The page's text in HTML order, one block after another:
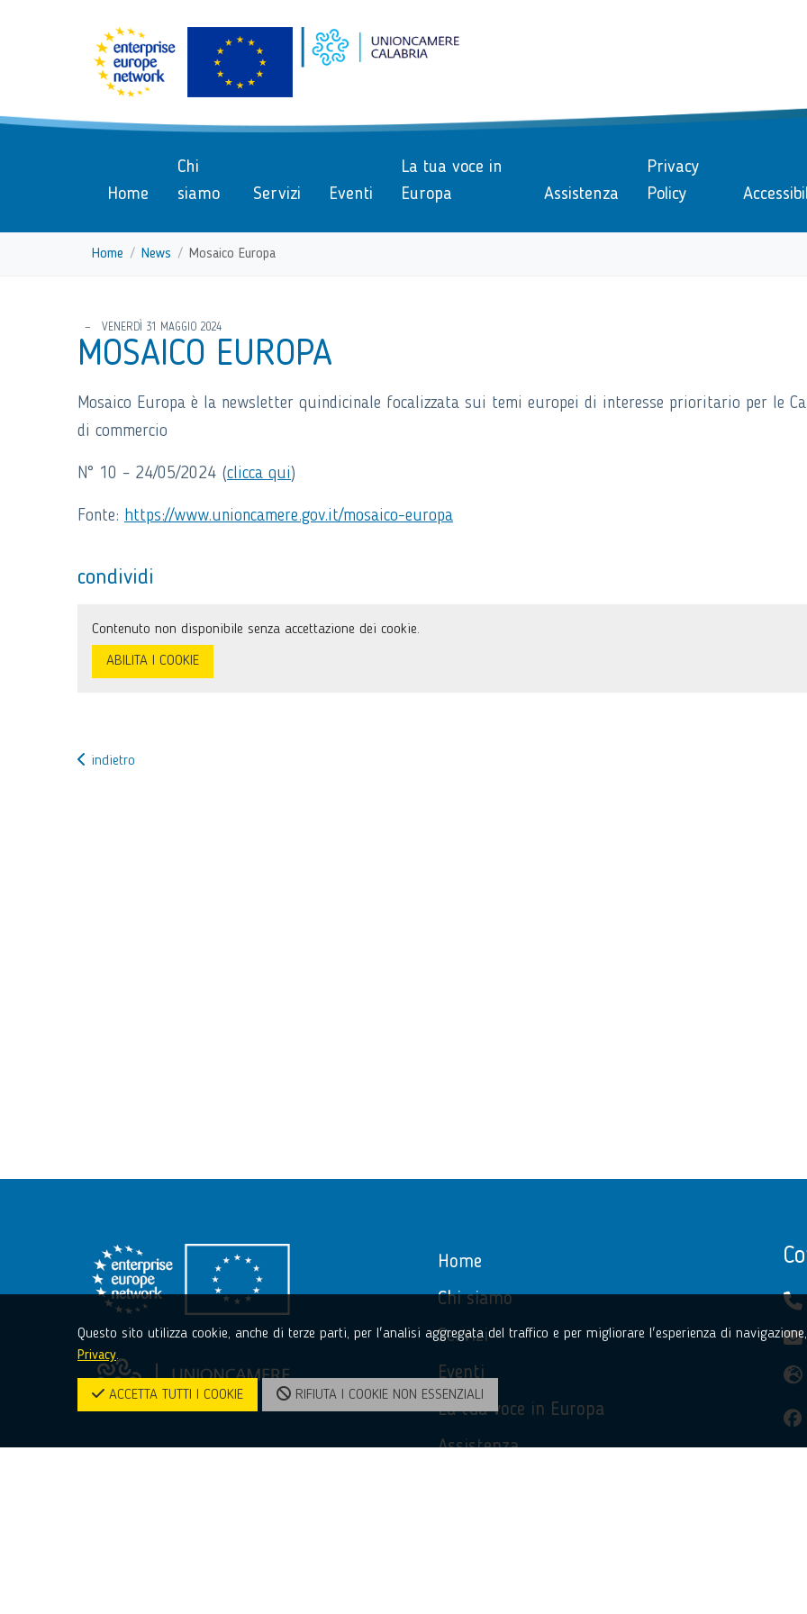
Vai ai contenuti
Menu di navigazione
Home
Chi
siamo
Servizi Eventi
La tua voce in
Europa
Assistenza
Privacy
Policy
Home News Mosaico Europa
VENERDÌ 31 MAGGIO 2024
MOSAICO EUROPA
Mosaico Europa è la newsletter quindicinale focalizzata sui temi europei di interesse prioritario per le
di commercio
N° 10 – 24/05/2024 (clicca qui)
Fonte: https://www.unioncamere.gov.it/mosaico-europa
condividi
Contenuto non disponibile senza accettazione dei cookie.
ABILITA I COOKIE
indietro
Home
Chi siamo
Servizi
Eventi
La tua voce in Europa
Assistenza
Questo sito utilizza cookie, anche di terze parti, per l'analisi aggregata del traffico e per migliorare l'esperienza di
Privacy.
ACCETTA TUTTI I COOKIE RIFIUTA I COOKIE NON ESSENZIALI